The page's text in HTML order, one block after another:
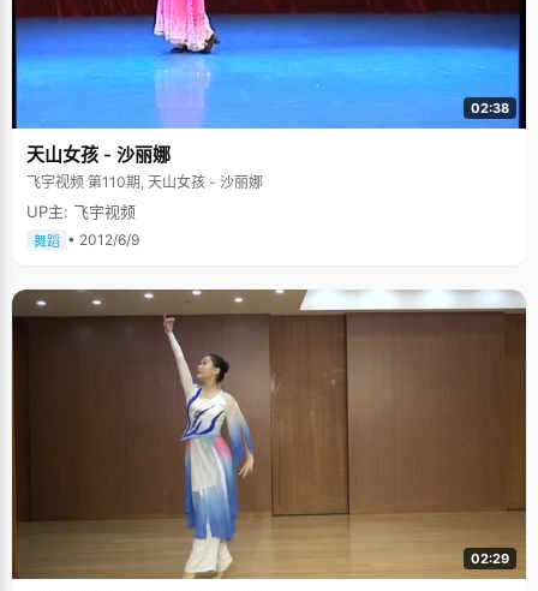
02:38
天山女孩 - 沙丽娜
飞宇视频 第110期, 天山女孩 - 沙丽娜
UP主: 飞宇视频
舞蹈 • 2012/6/9
02:29